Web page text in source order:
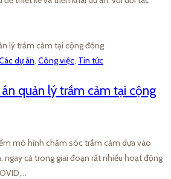
dự án, Công việc, Tin tức
quản lý trầm cảm tại cộng
mô hình chăm sóc trầm cảm dựa vào
ngay cả trong giai đoạn rất nhiều hoạt động